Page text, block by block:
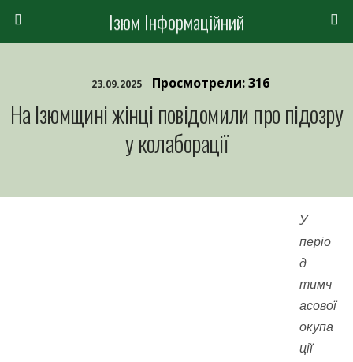
Ізюм Інформаційний
23.09.2025 Просмотрели: 316
На Ізюмщині жінці повідомили про підозру
у колаборації
У
періо
д
тимч
асової
окупа
ції